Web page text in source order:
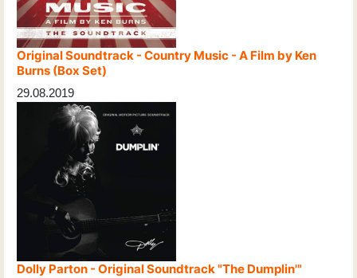
Original Soundtrack - Country Music - A Film by Ken
Burns (Box Set)
29.08.2019
Dolly Parton - Original Soundtrack "The Dumplin'"